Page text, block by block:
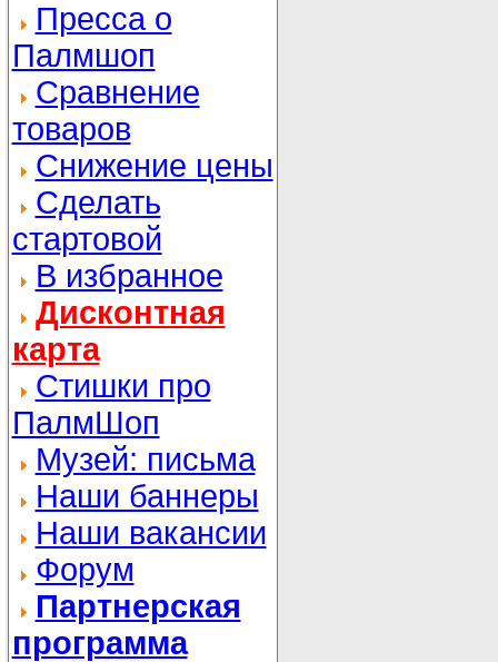
Пресса о
Палмшоп
Сравнение
товаров
Снижение цены
Сделать
стартовой
В избранное
Дисконтная
карта
Стишки про
ПалмШоп
Музей: письма
Наши баннеры
Наши вакансии
Форум
Партнерская
программа